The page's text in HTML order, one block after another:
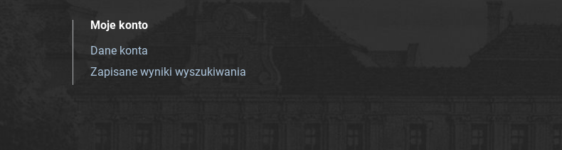
Moje konto
Dane konta
Zapisane wyniki wyszukiwania